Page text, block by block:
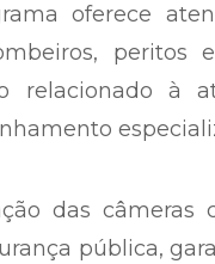
oferece
peritos
à
das câmeras
pública,